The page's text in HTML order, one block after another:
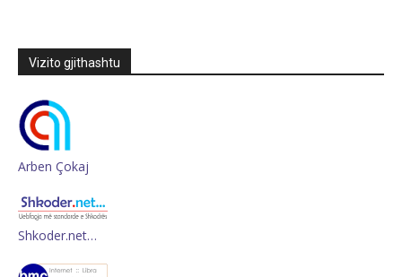
Vizito gjithashtu
Arben Çokaj
Shkoder.net…